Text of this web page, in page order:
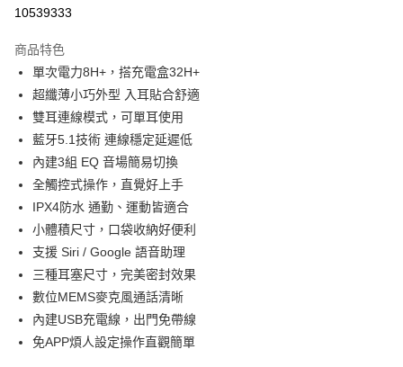
10539333
商品特色
單次電力8H+，搭充電盒32H+
超纖薄小巧外型 入耳貼合舒適
雙耳連線模式，可單耳使用
藍牙5.1技術 連線穩定延遲低
內建3組 EQ 音場簡易切換
全觸控式操作，直覺好上手
IPX4防水 通勤、運動皆適合
小體積尺寸，口袋收納好便利
支援 Siri / Google 語音助理
三種耳塞尺寸，完美密封效果
數位MEMS麥克風通話清晰
內建USB充電線，出門免帶線
免APP煩人設定操作直觀簡單